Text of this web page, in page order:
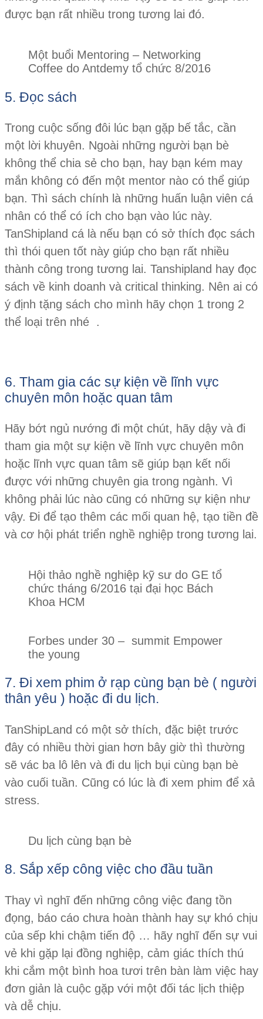
được bạn rất nhiều trong tương lai đó.
Một buổi Mentoring – Networking
Coffee do Antdemy tổ chức 8/2016
5. Đọc sách
Trong cuộc sống đôi lúc bạn gặp bế tắc, cần
một lời khuyên. Ngoài những người bạn bè
không thể chia sẻ cho bạn, hay bạn kém may
mắn không có đến một mentor nào có thể giúp
bạn. Thì sách chính là những huấn luận viên cá
nhân có thể có ích cho bạn vào lúc này.
TanShipland cá là nếu bạn có sở thích đọc sách
thì thói quen tốt này giúp cho bạn rất nhiều
thành công trong tương lai. Tanshipland hay đọc
sách về kinh doanh và critical thinking. Nên ai có
ý định tặng sách cho mình hãy chọn 1 trong 2
thể loại trên nhé .
6. Tham gia các sự kiện về lĩnh vực
chuyên môn hoặc quan tâm
Hãy bớt ngủ nướng đi một chút, hãy dậy và đi
tham gia một sự kiện về lĩnh vực chuyên môn
hoặc lĩnh vực quan tâm sẽ giúp bạn kết nối
được với những chuyên gia trong ngành. Vì
không phải lúc nào cũng có những sự kiện như
vậy. Đi để tạo thêm các mối quan hệ, tạo tiền đề
và cơ hội phát triển nghề nghiệp trong tương lai.
Hội thảo nghề nghiệp kỹ sư do GE tổ
chức tháng 6/2016 tại đại học Bách
Khoa HCM
Forbes under 30 – summit Empower
the young
7. Đi xem phim ở rạp cùng bạn bè ( người
thân yêu ) hoặc đi du lịch.
TanShipLand có một sở thích, đặc biệt trước
đây có nhiều thời gian hơn bây giờ thì thường
sẽ vác ba lô lên và đi du lịch bụi cùng bạn bè
vào cuối tuần. Cũng có lúc là đi xem phim để xả
stress.
Du lịch cùng bạn bè
8. Sắp xếp công việc cho đầu tuần
Thay vì nghĩ đến những công việc đang tồn
đọng, báo cáo chưa hoàn thành hay sự khó chịu
của sếp khi chậm tiến độ … hãy nghĩ đến sự vui
vẻ khi gặp lại đồng nghiệp, cảm giác thích thú
khi cắm một bình hoa tươi trên bàn làm việc hay
đơn giản là cuộc gặp với một đối tác lịch thiệp
và dễ chịu.